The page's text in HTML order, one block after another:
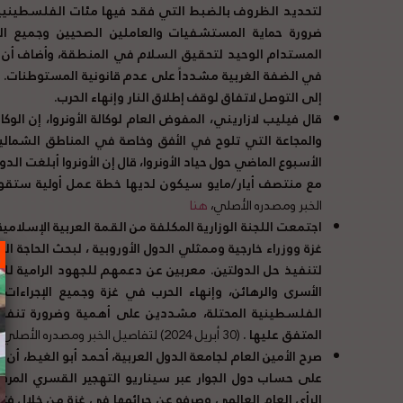
لتحديد الظروف بالضبط التي فقد فيها مئات
ضرورة حماية المستشفيات والعاملين الصحيين وجميع
المستدام الوحيد لتحقيق السلام في المنطقة، وأضاف
في الضفة الغربية مشدداً على عدم قانونية المستوطنات.
إلى التوصل لاتفاق لوقف إطلاق النار وإنهاء الحرب.
قال فيليب لازاريني، المفوض العام لوكالة الأونروا، إن
والمجاعة التي تلوح في الأفق وخاصة في المناطق
الأسبوع الماضي حول حياد الأونروا، قال إن الأونروا أبلغت
مع منتصف أيار/مايو سيكون لديها خطة عمل أولية
الخبر ومصدره الأصلي،هنا
اجتمعت اللجنة الوزارية المكلفة من القمة العربية
غزة ووزراء خارجية وممثلي الدول الأوروبية ، لبحث الحاجة
لتنفيذ حل الدولتين. معربين عن دعمهم للجهود الرامية
الأسرى والرهائن، وإنهاء الحرب في غزة وجميع الإجراءات
الفلسطينية المحتلة، مشددين على أهمية وضرورة
المتفق عليها.(30 أبريل 2024) لتفاصيل الخبر ومصدره الأصلي،
صرح الأمين العام لجامعة الدول العربية، أحمد أبو
على حساب دول الجوار عبر سيناريو التهجير القسري